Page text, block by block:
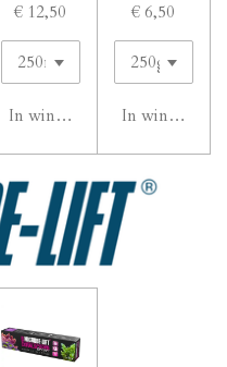
€ 12,50
In winkelwagen
€ 6,50
In